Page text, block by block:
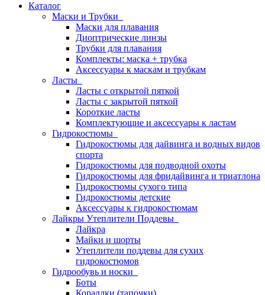
Каталог
Маски и Трубки
Маски для плавания
Диоптрические линзы
Трубки для плавания
Комплекты: маска + трубка
Аксессуары к маскам и трубкам
Ласты
Ласты с открытой пяткой
Ласты с закрытой пяткой
Короткие ласты
Комплектующие и аксессуары к ластам
Гидрокостюмы
Гидрокостюмы для дайвинга и водных видов
спорта
Гидрокостюмы для подводной охоты
Гидрокостюмы для фридайвинга и триатлона
Гидрокостюмы сухого типа
Гидрокостюмы детские
Аксессуары к гидрокостюмам
Лайкры Утеплители Поддевы
Лайкра
Майки и шорты
Утеплители поддевы для сухих
гидрокостюмов
Гидрообувь и носки
Боты
Кораллки (тапочки)